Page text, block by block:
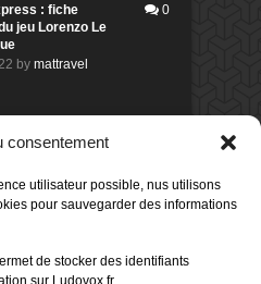
consentement
utilisateur possible, nus utilisons
pour sauvegarder des informations
de stocker des identifiants
sur Ludovox.fr.
: fiche
jeu Lorenzo Le
by mattravel
0
MEMBRES
Collect!
il y a 1 heure
Detective Box - Ciao
80%